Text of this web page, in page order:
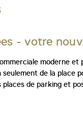
- votre
moderne
seulement de la
de parking et